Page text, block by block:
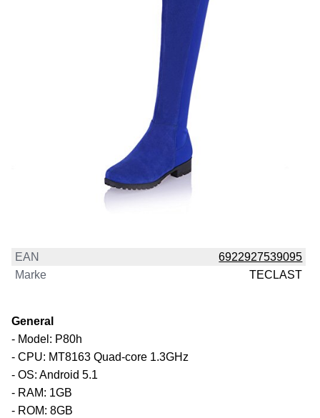
EAN
6922927539095
Marke
TECLAST
General
- Model: P80h
- CPU: MT8163 Quad-core 1.3GHz
- OS: Android 5.1
- RAM: 1GB
- ROM: 8GB